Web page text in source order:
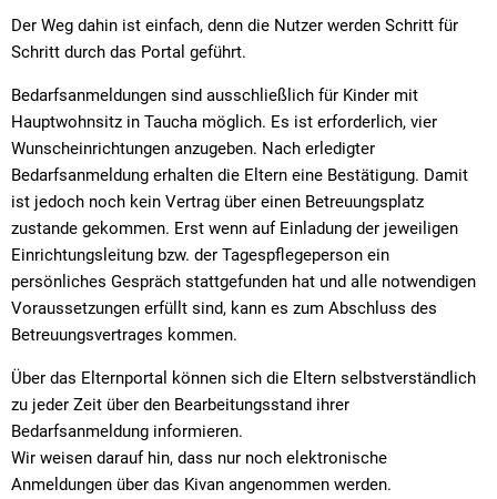
Der Weg dahin ist einfach, denn die Nutzer werden Schritt für
Schritt durch das Portal geführt.
Bedarfsanmeldungen sind ausschließlich für Kinder mit
Hauptwohnsitz in Taucha möglich. Es ist erforderlich, vier
Wunscheinrichtungen anzugeben. Nach erledigter
Bedarfsanmeldung erhalten die Eltern eine Bestätigung. Damit
ist jedoch noch kein Vertrag über einen Betreuungsplatz
zustande gekommen. Erst wenn auf Einladung der jeweiligen
Einrichtungsleitung bzw. der Tagespflegeperson ein
persönliches Gespräch stattgefunden hat und alle notwendigen
Voraussetzungen erfüllt sind, kann es zum Abschluss des
Betreuungsvertrages kommen.
Über das Elternportal können sich die Eltern selbstverständlich
zu jeder Zeit über den Bearbeitungsstand ihrer
Bedarfsanmeldung informieren.
Wir weisen darauf hin, dass nur noch elektronische
Anmeldungen über das Kivan angenommen werden.